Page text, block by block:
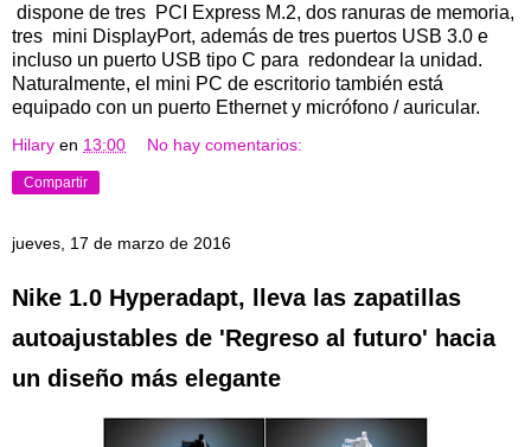
dispone de tres PCI Express M.2, dos ranuras de memoria,
tres mini DisplayPort, además de tres puertos USB 3.0 e
incluso un puerto USB tipo C para redondear la unidad.
Naturalmente, el mini PC de escritorio también está
equipado con un puerto Ethernet y micrófono / auricular.
Hilary en 13:00 No hay comentarios:
Compartir
jueves, 17 de marzo de 2016
Nike 1.0 Hyperadapt, lleva las zapatillas
autoajustables de 'Regreso al futuro' hacia
un diseño más elegante